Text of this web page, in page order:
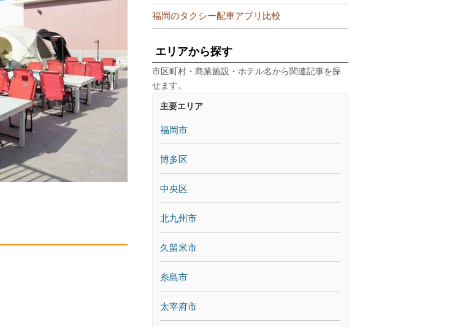
福岡のタクシー配車アプリ比較
エリアから探す
市区町村・商業施設・ホテル名から関連記事を探
せます。
主要エリア
福岡市
博多区
中央区
北九州市
久留米市
糸島市
太宰府市